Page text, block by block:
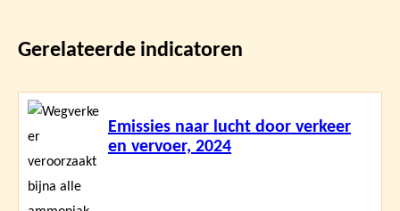
Gerelateerde indicatoren
Emissies naar lucht door verkeer
en vervoer, 2024
Lees